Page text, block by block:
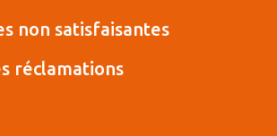
non satisfaisantes
réclamations